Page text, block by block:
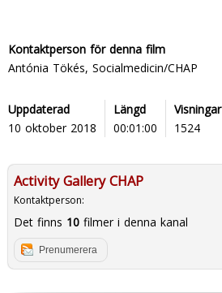
Kontaktperson för denna film
Antónia Tökés, Socialmedicin/CHAP
Uppdaterad
10 oktober 2018
Längd
00:01:00
Visningar
1524
Activity Gallery CHAP
Kontaktperson:
Det finns 10filmer i denna kanal
Prenumerera